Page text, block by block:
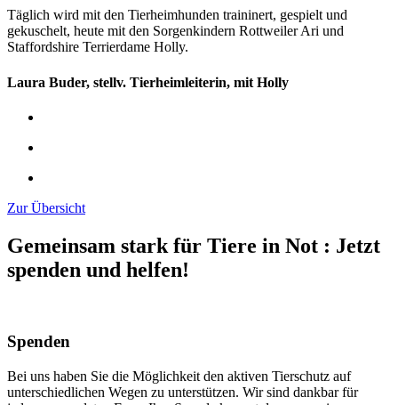
Täglich wird mit den Tierheimhunden traininert, gespielt und
gekuschelt, heute mit den Sorgenkindern Rottweiler Ari und
Staffordshire Terrierdame Holly.
Laura Buder, stellv. Tierheimleiterin, mit Holly
Zur Übersicht
Gemeinsam stark für Tiere in Not : Jetzt
spenden und helfen!
Spenden
Bei uns haben Sie die Möglichkeit den aktiven Tierschutz auf
unterschiedlichen Wegen zu unterstützen. Wir sind dankbar für